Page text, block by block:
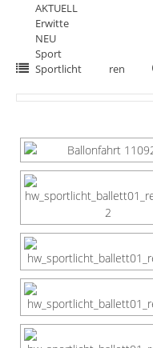
AKTUELL
Erwitte
NEU
Sport
Sportlicht
ren